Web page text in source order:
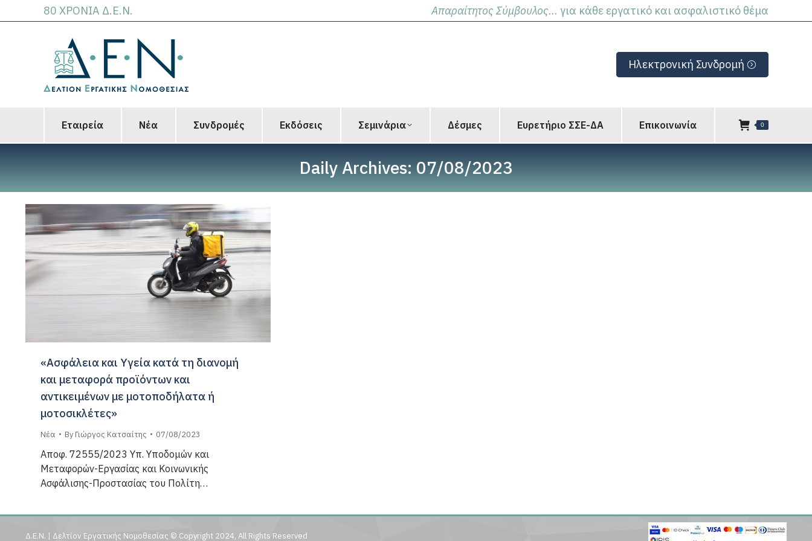
80 ΧΡΟΝΙΑ Δ.Ε.Ν. Απαραίτητος Σύμβουλος... για κάθε εργατικό και ασφαλιστικό θέμα
Ηλεκτρονική Συνδρομή
Εταιρεία Νέα Συνδρομές Εκδόσεις Σεμινάρια Δέσμες Ευρετήριο ΣΣΕ-ΔΑ Επικοινωνία 0
Daily Archives:07/08/2023
«Ασφάλεια και Υγεία κατά τη διανομή
και μεταφορά προϊόντων και
αντικειμένων με μοτοποδήλατα ή
μοτοσικλέτες»
Νέα By Γιώργος Κατσαίτης 07/08/2023
Αποφ. 72555/2023 Υπ. Υποδομών και
Μεταφορών-Εργασίας και Κοινωνικής
Ασφάλισης-Προστασίας του Πολίτη…
Δ.Ε.Ν. | Δελτίον Εργατικής Νομοθεσίας © Copyright 2024, All Rights Reserved